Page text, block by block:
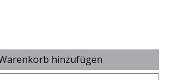
hinzufügen